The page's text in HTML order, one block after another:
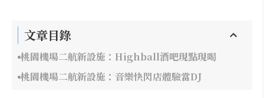
文章目錄
桃園機場二航新設施：Highball酒吧現點現喝
桃園機場二航新設施：音樂快閃店體驗當DJ